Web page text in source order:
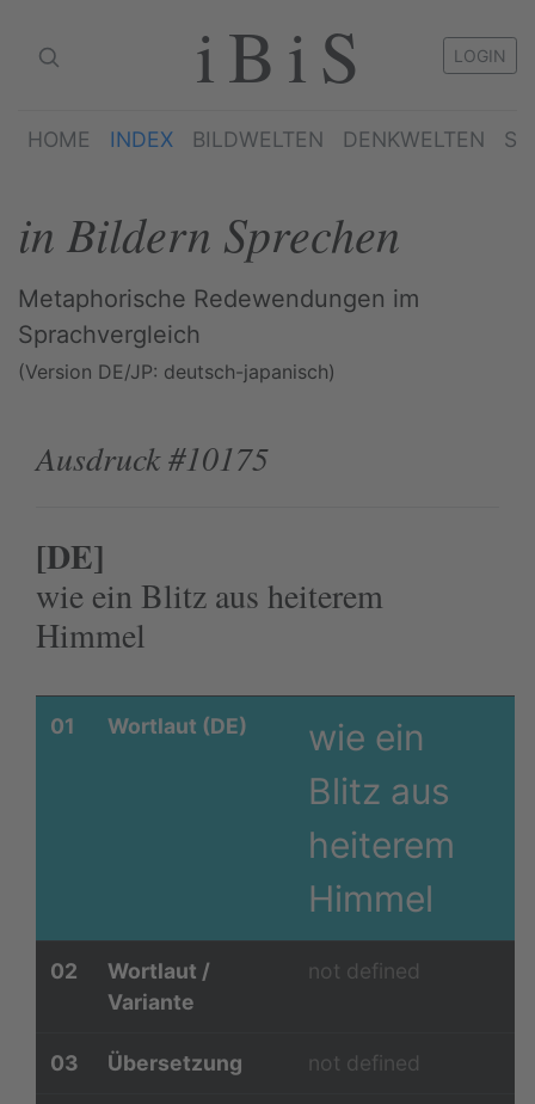
iBiS LOGIN
HOME INDEX BILDWELTEN DENKWELTEN
in Bildern Sprechen
Metaphorische Redewendungen im
Sprachvergleich
(Version DE/JP: deutsch-japanisch)
Ausdruck #10175
[DE]
wie ein Blitz aus heiterem
Himmel
01 Wortlaut (DE)
wie ein
Blitz aus
heiterem
Himmel
02
Wortlaut /
Variante
not defined
03 Übersetzung not defined